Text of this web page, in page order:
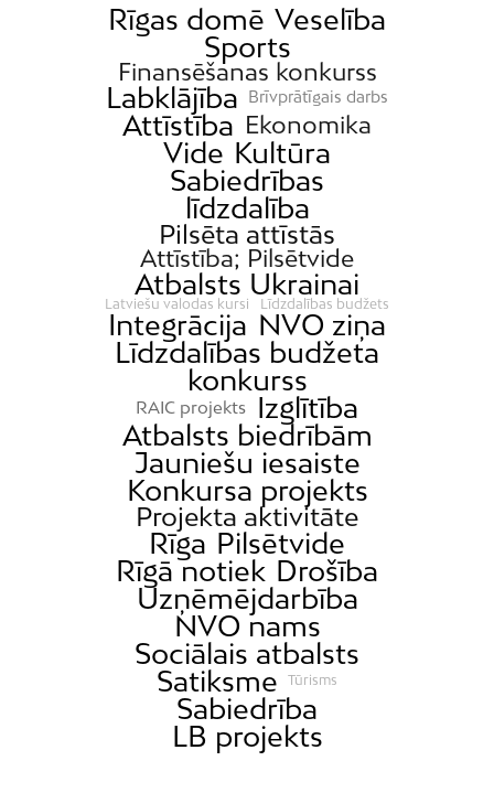
Rīgas domē Veselība
Sports
Finansēšanas konkurss
Labklājība Brīvprātīgais darbs
Attīstība Ekonomika
Vide Kultūra
Sabiedrības
līdzdalība
Pilsēta attīstās
Attīstība; Pilsētvide
Atbalsts Ukrainai
Latviešu valodas kursi Līdzdalības budžets
Integrācija NVO ziņa
Līdzdalības budžeta
konkurss
RAIC projekts
Izglītība
Atbalsts biedrībām
Jauniešu iesaiste
Konkursa projekts
Projekta aktivitāte
Rīga Pilsētvide
Rīgā notiek Drošība
Uzņēmējdarbība
NVO nams
Sociālais atbalsts
Satiksme
Tūrisms
Sabiedrība
LB projekts